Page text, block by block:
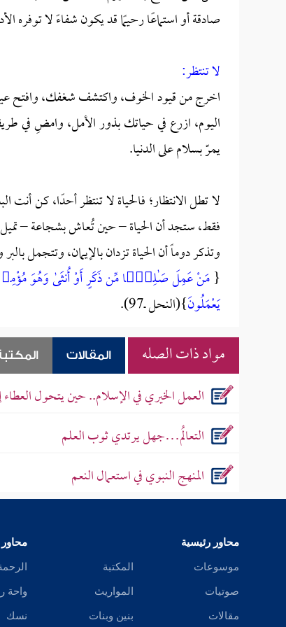
صادقة أو استماعًا رحيمًا قد يكون شفاءً لا توفره
لا تنتظر:
اخرج من قيود الخوف، واكتشف شغفك، وافتح
اليوم، ازرع في حياتك بذور الأمل، وامضِ في
يمرّ بسلام على الدنيا.
لا تطل الانتظار؛ فالحياة لا تنتظر أحدًا، كن
فقط، ستجد أن الحياة – حين تُعاش بشجاعة – تميل
وتذكر دوماً أن الحياة تزدان بالإيمان، وتتجمل
{مَنْ عَمِلَ صَـٰلِحًۭا مِّن ذَكَرٍ أَوْ أُنثَىٰ وَهُوَ
يَعْمَلُونَ}(النحل ــ97).
مواد ذات الصله المقالات
العمل الخيري في الإسلام.. حين يتحول العطاء
التعالُم…جهل يرتدي ثوب العلم
المنهج النبوي في استعمال النعم
محاور رئيسية
موسوعات
صوتيات
مقالات
المكتبة
المواريث
بنين وبنات
واحة
نسك